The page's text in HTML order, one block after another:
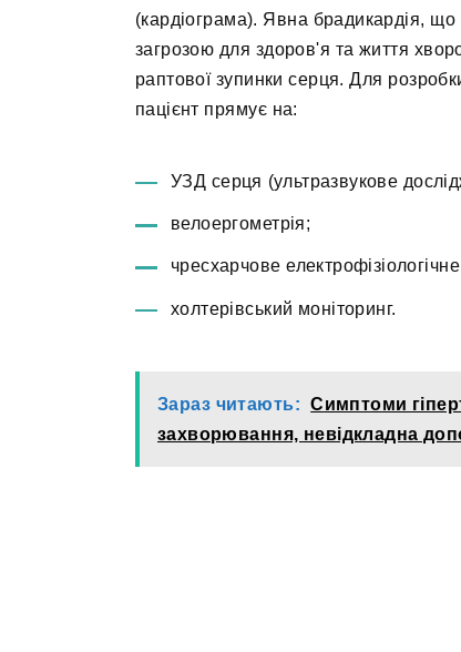
(кардіограма). Явна брадикардія,
загрозою для здоров'я та життя
раптової зупинки серця. Для
пацієнт прямує на:
УЗД серця (ультразвукове
велоергометрія;
чресхарчове
холтерівський моніторинг.
Зараз читають: Симптоми
захворювання, невідкладна